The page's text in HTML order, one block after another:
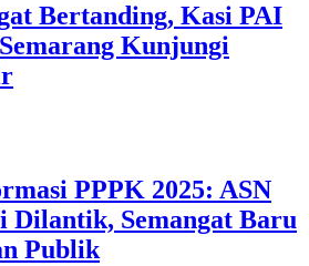
Bertanding, Kasi PAI
Kunjungi
PPPK 2025: ASN
Dilantik, Semangat Baru
Publik